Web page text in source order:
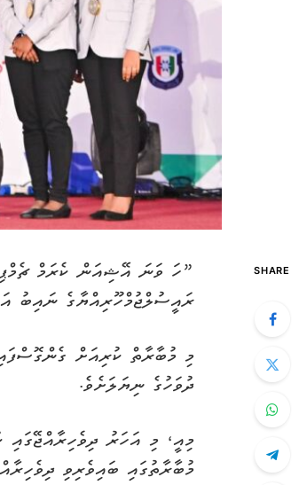
SHARE
ރައީސުލްޖުމްހޫރިއްޔާގެ ނައިބު
ދުވަހުގެ ނިޔަލަށެވެ.
މިއީ، މި އަހަރު
މުބާރާތުގައި ބައިވެރިވި